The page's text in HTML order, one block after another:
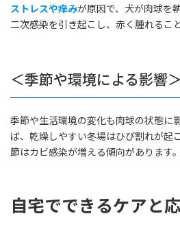
ストレスや痒みが原因で、犬が肉球を
二次感染を引き起こし、赤く腫れるこ
＜季節や環境による影響＞
季節や生活環境の変化も肉球の状態に
ば、乾燥しやすい冬場はひび割れが起
節はカビ感染が増える傾向があります。
自宅でできるケアと